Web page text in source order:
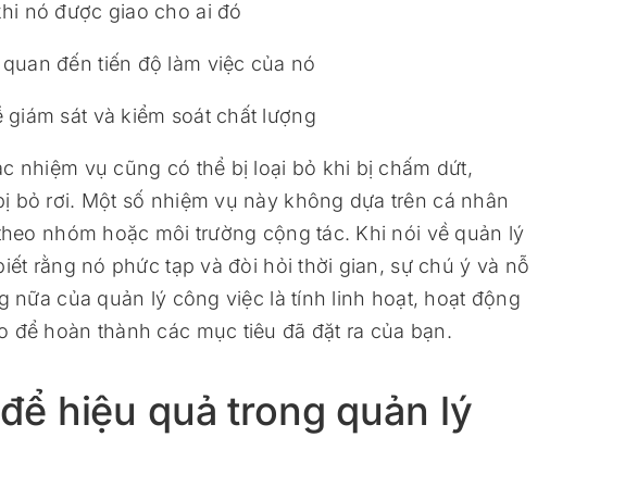
nó được giao cho ai đó
đến tiến độ làm việc của nó
giám sát và kiểm soát chất lượng
nhiệm vụ cũng có thể bị loại bỏ khi bị chấm dứt,
bỏ rơi. Một số nhiệm vụ này không dựa trên cá nhân
nhóm hoặc môi trường cộng tác. Khi nói về quản lý
rằng nó phức tạp và đòi hỏi thời gian, sự chú ý và nỗ
nữa của quản lý công việc là tính linh hoạt, hoạt động
để hoàn thành các mục tiêu đã đặt ra của bạn.
hiệu quả trong quản lý